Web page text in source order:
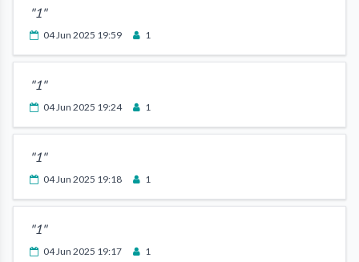
"1"
04 Jun 2025 19:59 1
"1"
04 Jun 2025 19:24 1
"1"
04 Jun 2025 19:18 1
"1"
04 Jun 2025 19:17 1